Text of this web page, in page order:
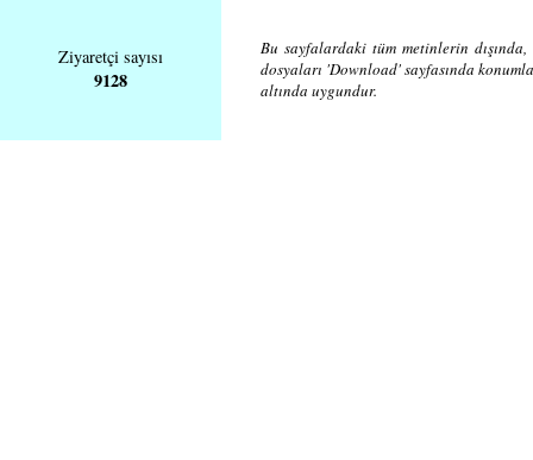
Ziyaretçi sayısı
9128
Bu sayfalardaki tüm metinlerin
dosyaları 'Download' sayfasında
altında uygundur.